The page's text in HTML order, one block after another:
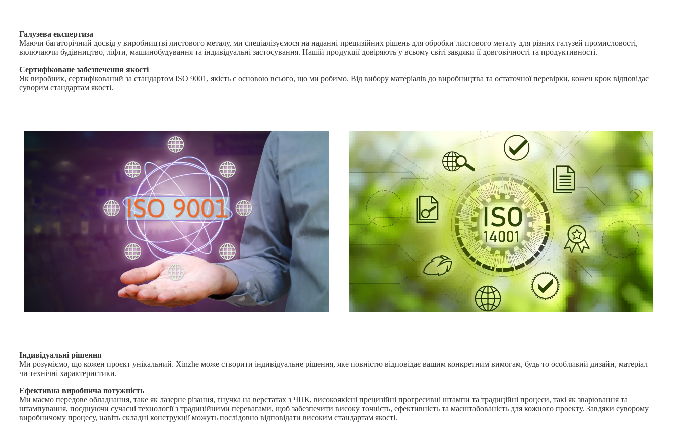
Галузева експертиза
Маючи багаторічний досвід у виробництві листового металу, ми спеціалізуємося на наданні прецизійних рішень для обробки листового металу для різних галузей промисловості,
включаючи будівництво, ліфти, машинобудування та індивідуальні застосування. Нашій продукції довіряють у всьому світі завдяки її довговічності та продуктивності.
Сертифіковане забезпечення якості
Як виробник, сертифікований за стандартом ISO 9001, якість є основою всього, що ми робимо. Від вибору матеріалів до виробництва та остаточної перевірки, кожен крок відповідає
суворим стандартам якості.
Індивідуальні рішення
Ми розуміємо, що кожен проєкт унікальний. Xinzhe може створити індивідуальне рішення, яке повністю відповідає вашим конкретним вимогам, будь то особливий дизайн, матеріал
чи технічні характеристики.
Ефективна виробнича потужність
Ми маємо передове обладнання, таке як лазерне різання, гнучка на верстатах з ЧПК, високоякісні прецизійні прогресивні штампи та традиційні процеси, такі як зварювання та
штампування, поєднуючи сучасні технології з традиційними перевагами, щоб забезпечити високу точність, ефективність та масштабованість для кожного проекту. Завдяки суворому
виробничому процесу, навіть складні конструкції можуть послідовно відповідати високим стандартам якості.